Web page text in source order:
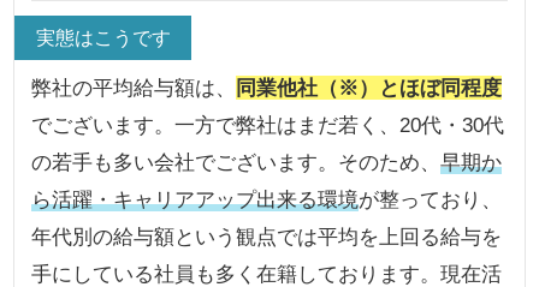
実態はこうです
弊社の平均給与額は、 同業他社（※）とほぼ同程度
でございます。一方で弊社はまだ若く、20代・30代
の若手も多い会社でございます。そのため、早期か
ら活躍・キャリアアップ出来る環境が整っており、
年代別の給与額という観点では平均を上回る給与を
手にしている社員も多く在籍しております。現在活